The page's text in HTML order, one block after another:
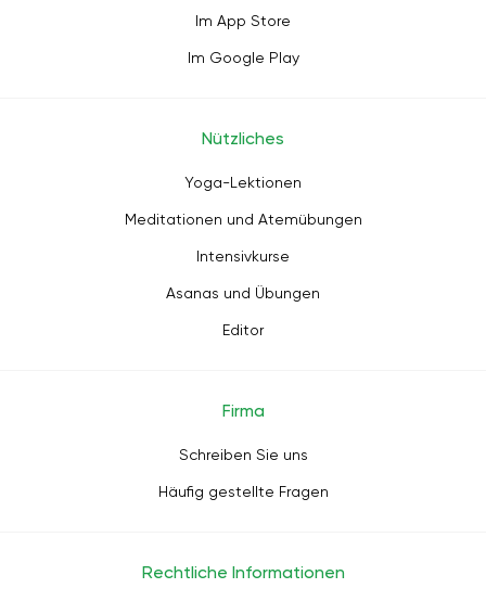
Im App Store
Im Google Play
Nützliches
Yoga-Lektionen
Meditationen und Atemübungen
Intensivkurse
Asanas und Übungen
Editor
Firma
Schreiben Sie uns
Häufig gestellte Fragen
Rechtliche Informationen